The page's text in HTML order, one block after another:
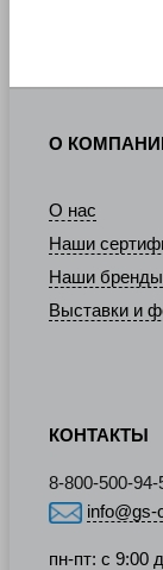
О
О нас
Наши
Наши бренды
Выставки и
КОНТАКТЫ
8-800-500-
info@gs-
пн-пт: с 9:00